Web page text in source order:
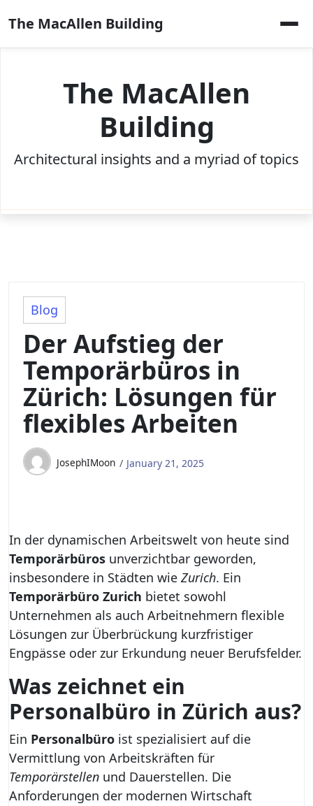
to
content
The MacAllen Building
The MacAllen
Building
Architectural insights and a myriad of topics
Blog
Der Aufstieg der
Temporärbüros in
Zürich: Lösungen für
flexibles Arbeiten
JosephIMoon January 21, 2025
In der dynamischen Arbeitswelt von heute sind
Temporärbüros unverzichtbar geworden,
insbesondere in Städten wie Zurich. Ein
Temporärbüro Zurich bietet sowohl
Unternehmen als auch Arbeitnehmern flexible
Lösungen zur Überbrückung kurzfristiger
Engpässe oder zur Erkundung neuer Berufsfelder.
Was zeichnet ein
Personalbüro in Zürich aus?
Ein Personalbüro ist spezialisiert auf die
Vermittlung von Arbeitskräften für
Temporärstellen und Dauerstellen. Die
Anforderungen der modernen Wirtschaft